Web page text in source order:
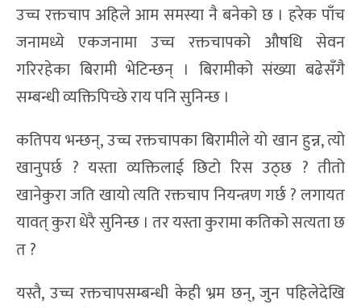
उच्च रक्तचाप अहिले आम समस्या नै बनेको छ । हरेक पाँच
जनामध्ये एकजनामा उच्च रक्तचापको औषधि सेवन
गरिरहेका बिरामी भेटिन्छन् । बिरामीको संख्या बढेसँगै
सम्बन्धी व्यक्तिपिच्छे राय पनि सुनिन्छ ।
कतिपय भन्छन्, उच्च रक्तचापका बिरामीले यो खान हुन्न, त्यो
खानुपर्छ ? यस्ता व्यक्तिलाई छिटो रिस उठ्छ ? तीतो
खानेकुरा जति खायो त्यति रक्तचाप नियन्त्रण गर्छ ? लगायत
यावत् कुरा धेरै सुनिन्छ । तर यस्ता कुरामा कतिको सत्यता छ
त ?
यस्तै, उच्च रक्तचापसम्बन्धी केही भ्रम छन्, जुन पहिलेदेखि